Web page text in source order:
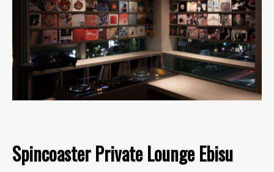
Spincoaster Private Lounge Ebisu